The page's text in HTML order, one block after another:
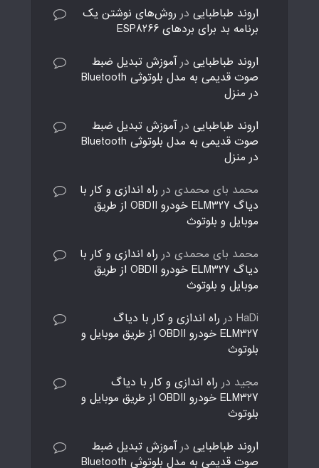
اروند طباطبایی در روش‌های نوشتن یک
برنامه بد برای بردهای ESP8266
اروند طباطبایی درآموزش تبدیل ضبط
صوت قدیمی به مدل بلوتوثی Bluetooth
در منزل
اروند طباطبایی درآموزش تبدیل ضبط
صوت قدیمی به مدل بلوتوثی Bluetooth
در منزل
محمد بای محمدی در راه اندازی و کار با
دیاگ ELM327 خودرو OBDII از طریق
موبایل و بلوتوث
محمد بای محمدی در راه اندازی و کار با
دیاگ ELM327 خودرو OBDII از طریق
موبایل و بلوتوث
HaDi در راه اندازی و کار با دیاگ
ELM327 خودرو OBDII از طریق موبایل و
بلوتوث
مجید در راه اندازی و کار با دیاگ
ELM327 خودرو OBDII از طریق موبایل و
بلوتوث
اروند طباطبایی درآموزش تبدیل ضبط
صوت قدیمی به مدل بلوتوثی Bluetooth